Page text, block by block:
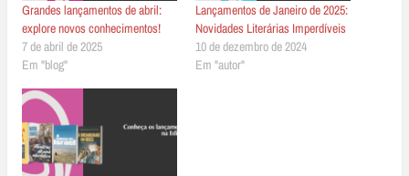
Grandes lançamentos de abril:
explore novos conhecimentos!
7 de abril de 2025
Em "blog"
Lançamentos de Janeiro de 2025:
Novidades Literárias Imperdíveis
10 de dezembro de 2024
Em "autor"